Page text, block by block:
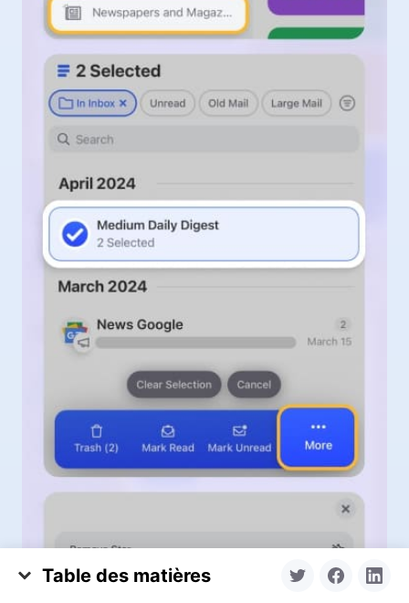
Table des matières